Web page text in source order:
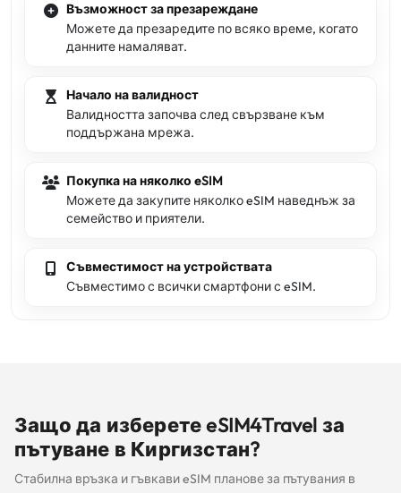
Възможност за презареждане
Можете да презаредите по всяко време, когато
данните намаляват.
Начало на валидност
Валидността започва след свързване към
поддържана мрежа.
Покупка на няколко eSIM
Можете да закупите няколко eSIM наведнъж за
семейство и приятели.
Съвместимост на устройствата
Съвместимо с всички смартфони с eSIM.
Защо да изберете eSIM4Travel за
пътуване в Киргизстан?
Стабилна връзка и гъвкави eSIM планове за пътувания в